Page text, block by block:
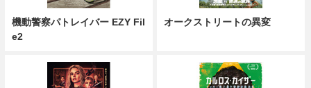
機動警察パトレイバー EZY Fil
e2
オークストリートの異変